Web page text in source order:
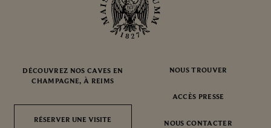
DÉCOUVREZ NOS CAVES EN
CHAMPAGNE, À REIMS
RÉSERVER UNE VISITE
RÉSERVER UNE VISITE
NOUS TROUVER
ACCÈS PRESSE
NOUS CONTACTER